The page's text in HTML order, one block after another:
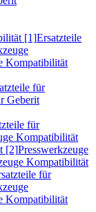
[1]Ersatzteile
Kompatibilität
für
Geberit
für
Kompatibilität
[2]Presswerkzeuge
Kompatibilität
für
Kompatibilität